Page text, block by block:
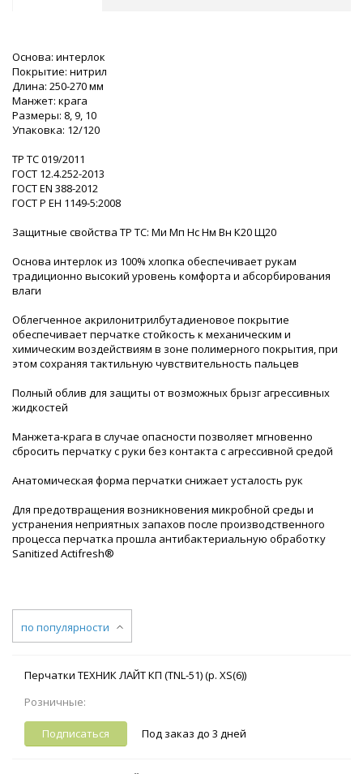
Основа: интерлок
Покрытие: нитрил
Длина: 250-270 мм
Манжет: крага
Размеры: 8, 9, 10
Упаковка: 12/120
ТР ТС 019/2011
ГОСТ 12.4.252-2013
ГОСТ EN 388-2012
ГОСТ Р ЕН 1149-5:2008
Защитные свойства ТР ТС: Ми Мп Нс Нм Вн К20 Щ20
Основа интерлок из 100% хлопка обеспечивает рукам
традиционно высокий уровень комфорта и абсорбирования
влаги
Облегченное акрилонитрилбутадиеновое покрытие
обеспечивает перчатке стойкость к механическим и
химическим воздействиям в зоне полимерного покрытия, при
этом сохраняя тактильную чувствительность пальцев
Полный облив для защиты от возможных брызг агрессивных
жидкостей
Манжета-крага в случае опасности позволяет мгновенно
сбросить перчатку с руки без контакта с агрессивной средой
Анатомическая форма перчатки снижает усталость рук
Для предотвращения возникновения микробной среды и
устранения неприятных запахов после производственного
процесса перчатка прошла антибактериальную обработку
Sanitized Actifresh®
по популярности
Перчатки ТЕХНИК ЛАЙТ КП (TNL-51) (р. XS(6))
Розничные:
Подписаться Под заказ до 3 дней